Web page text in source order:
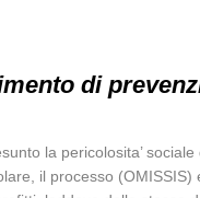
di
la pericolosita’
il processo